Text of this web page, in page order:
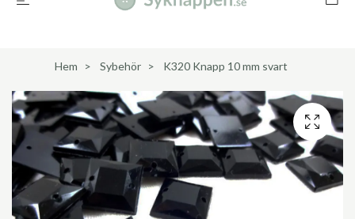
Hem Sybehör K320 Knapp 10 mm svart